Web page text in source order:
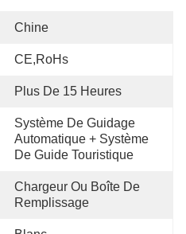
Chine
CE,RoHs
Plus De 15 Heures
Système De Guidage
Automatique + Système
De Guide Touristique
Chargeur Ou Boîte De
Remplissage